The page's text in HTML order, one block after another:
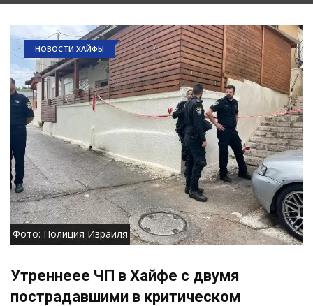
НОВОСТИ ХАЙФЫ
Фото: Полиция Израиля
Утреннеее ЧП в Хайфе с двумя
пострадавшими в критическом